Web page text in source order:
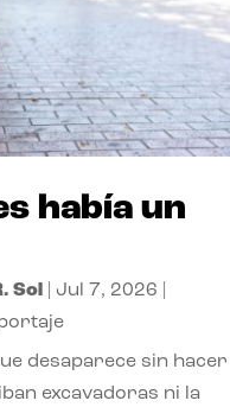
había un
Sol Jul 7, 2026
desaparece sin hacer
excavadoras ni la